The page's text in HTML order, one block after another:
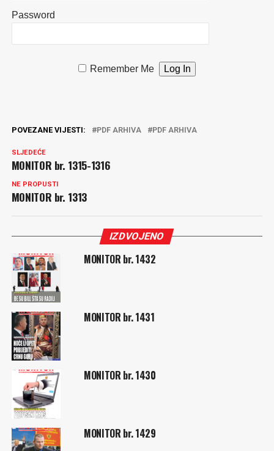
Password
Remember Me
POVEZANE VIJESTI: PDF ARHIVA PDF ARHIVA
SLJEDEĆE
MONITOR br. 1315-1316
NE PROPUSTI
MONITOR br. 1313
IZDVOJENO
MONITOR br. 1432
MONITOR br. 1431
MONITOR br. 1430
MONITOR br. 1429